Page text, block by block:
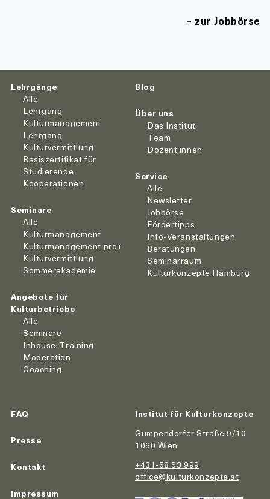
zur Jobbörse
Lehrgänge
Alle
Lehrgang
Kulturmanagement
Lehrgang
Kulturvermittlung
Basiszertifikat für
Studierende
Kooperationen
Seminare
Alle
Kulturmanagement
Kulturmanagement pro+
Kulturvermittlung
Sommerakademie
Angebote für
Kulturbetriebe
Alle
Seminare
Inhouse-Training
Moderation
Coaching
Blog
Über uns
Das Institut
Team
Dozent:innen
Service
Alle
Newsletter
Jobbörse
Fördertipps
Info-Veranstaltungen
Beratungen
Seminarraum
Kulturkonzepte Hamburg
FAQ
Presse
Kontakt
Impressum
Institut für Kulturkonzepte
Gumpendorfer Straße 9/10
1060 Wien
+431-58 53 999
office@kulturkonzepte.at